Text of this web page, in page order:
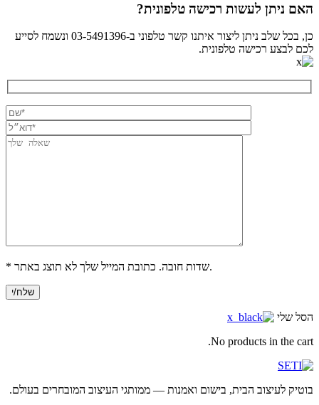
האם ניתן לעשות רכישה טלפונית?
כן, בכל שלב ניתן ליצור איתנו קשר טלפוני ב-03-5491396 ונשמח לסייע
לכם לבצע רכישה טלפונית.
* שדות חובה. כתובת המייל שלך לא תוצג באתר.
הסל שלי
No products in the cart.
בוטיק לעיצוב הבית, בישום ואמנות — ממותגי העיצוב המובחרים בעולם.